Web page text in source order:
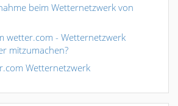
beim Wetternetzwerk von
wetter.com - Wetternetzwerk
mitzumachen?
Wetternetzwerk